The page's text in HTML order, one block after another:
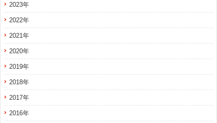
2023年
2022年
2021年
2020年
2019年
2018年
2017年
2016年